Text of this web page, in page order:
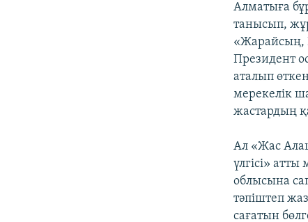
Алматыға
танысып,
«Жарайсың,
Президент
аталып
мерекелік
жастардың
Ал «Жас
үлгісі»
облысына
тәпіштеп
сағатын